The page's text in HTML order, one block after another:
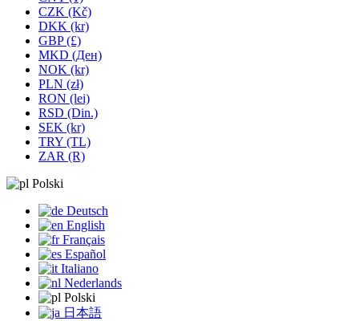
CZK (Kč)
DKK (kr)
GBP (£)
MKD (Ден)
NOK (kr)
PLN (zł)
RON (lei)
RSD (Din.)
SEK (kr)
TRY (TL)
ZAR (R)
Polski
Deutsch
English
Français
Español
Italiano
Nederlands
Polski
日本語